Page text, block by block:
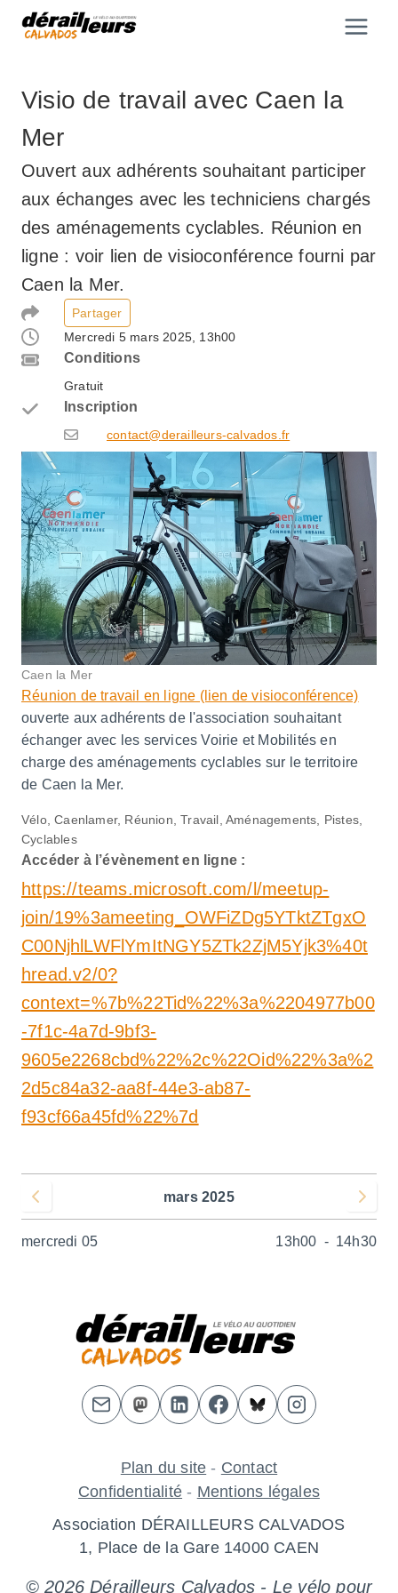
Aller
Visio de travail avec Caen la
Mer
Ouvert aux adhérents souhaitant participer
aux échanges avec les techniciens chargés
des aménagements cyclables. Réunion en
ligne : voir lien de visioconférence fourni par
Caen la Mer.
Partager
Mercredi 5 mars 2025, 13h00
Conditions
Gratuit
Inscription
contact@derailleurs-calvados.fr
Caen la Mer
Réunion de travail en ligne (lien de visioconférence)
ouverte aux adhérents de l'association souhaitant
échanger avec les services Voirie et Mobilités en
charge des aménagements cyclables sur le territoire
de Caen la Mer.
Vélo, Caenlamer, Réunion, Travail, Aménagements, Pistes,
Cyclables
Accéder à l’évènement en ligne :
https://teams.microsoft.com/l/meetup-
join/19%3ameeting_OWFiZDg5YTktZTgxO
C00NjhlLWFlYmItNGY5ZTk2ZjM5Yjk3%40t
hread.v2/0?
context=%7b%22Tid%22%3a%2204977b00
-7f1c-4a7d-9bf3-
9605e2268cbd%22%2c%22Oid%22%3a%2
2d5c84a32-aa8f-44e3-ab87-
f93cf66a45fd%22%7d
Voir le mois précédent mars 2025 Voir le
mercredi 05 13h00 - 14h30
Plan du site - Contact
Confidentialité - Mentions légales
Association DÉRAILLEURS CALVADOS
1, Place de la Gare 14000 CAEN
© 2026 Dérailleurs Calvados - Le vélo pour